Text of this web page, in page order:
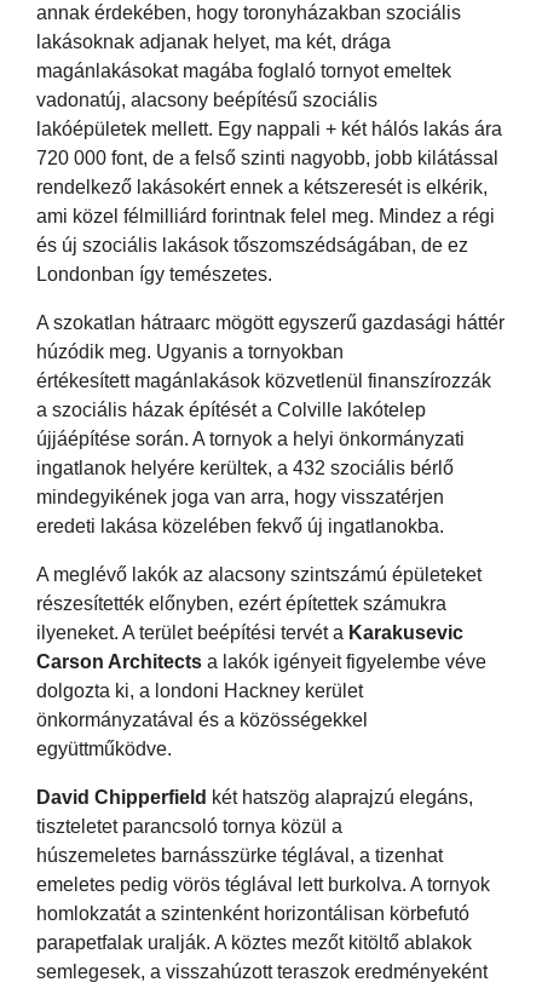
annak érdekében, hogy toronyházakban szociális
lakásoknak adjanak helyet, ma két, drága
magánlakásokat magába foglaló tornyot emeltek
vadonatúj, alacsony beépítésű szociális
lakóépületek mellett. Egy nappali + két hálós lakás ára
720 000 font, de a felső szinti nagyobb, jobb kilátással
rendelkező lakásokért ennek a kétszeresét is elkérik,
ami közel félmilliárd forintnak felel meg. Mindez a régi
és új szociális lakások tőszomszédságában, de ez
Londonban így temészetes.
A szokatlan hátraarc mögött egyszerű gazdasági háttér
húzódik meg. Ugyanis a tornyokban
értékesített magánlakások közvetlenül finanszírozzák
a szociális házak építését a Colville lakótelep
újjáépítése során. A tornyok a helyi önkormányzati
ingatlanok helyére kerültek, a 432 szociális bérlő
mindegyikének joga van arra, hogy visszatérjen
eredeti lakása közelében fekvő új ingatlanokba.
A meglévő lakók az alacsony szintszámú épületeket
részesítették előnyben, ezért építettek számukra
ilyeneket. A terület beépítési tervét a Karakusevic
Carson Architects a lakók igényeit figyelembe véve
dolgozta ki, a londoni Hackney kerület
önkormányzatával és a közösségekkel
együttműködve.
David Chipperfield két hatszög alaprajzú elegáns,
tiszteletet parancsoló tornya közül a
húszemeletes barnásszürke téglával, a tizenhat
emeletes pedig vörös téglával lett burkolva. A tornyok
homlokzatát a szintenként horizontálisan körbefutó
parapetfalak uralják. A köztes mezőt kitöltő ablakok
semlegesek, a visszahúzott teraszok eredményeként